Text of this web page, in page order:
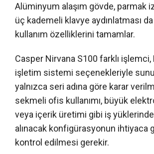
Alüminyum alaşım gövde, parmak
üç kademeli klavye aydınlatması
kullanım özelliklerini tamamlar.
Casper Nirvana S100 farklı işlemci,
işletim sistemi seçenekleriyle
yalnızca seri adına göre karar
sekmeli ofis kullanımı, büyük
veya içerik üretimi gibi iş yüklerinde
alınacak konfigürasyonun ihtiyaca
kontrol edilmesi gerekir.